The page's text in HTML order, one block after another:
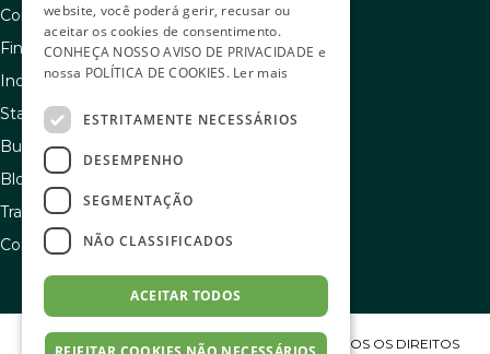
Como usar seu FGTS
Financiamento
Indique e ganhe
Stand de vendas
Buscador de sonhos
Blog
Transparência e igualdade salarial
Contato
COPYRIGHT C.A.C ENGENHARIA S/A 2023 – TODOS OS DIREITOS
website, você poderá gerir, recusar ou
aceitar os cookies de consentimento.
CONHEÇA NOSSOAVISO DE PRIVACIDADE e
nossa POLÍTICA DE COOKIES. Ler mais
ESTRITAMENTE NECESSÁRIOS
DESEMPENHO
SEGMENTAÇÃO
NÃO CLASSIFICADOS
ACEITAR TODOS